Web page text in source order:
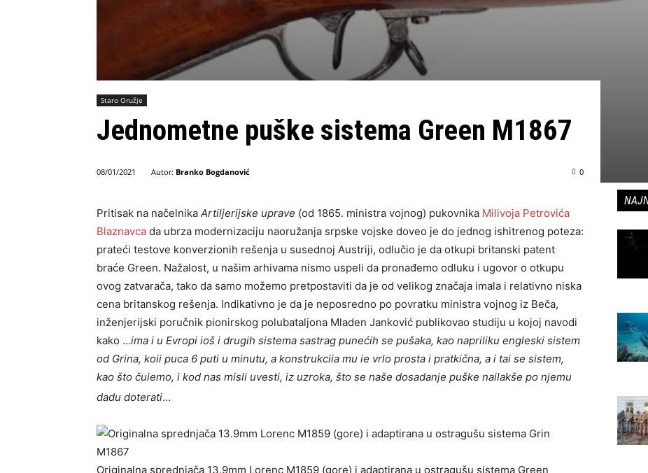
Staro Oružje
Jednometne puške sistema Green M1867
08/01/2021 Autor: Branko Bogdanović 0
Pritisak na načelnika Artilјerijske uprave (od 1865. ministra vojnog) pukovnika Milivoja Petrovića
Blaznavca da ubrza modernizaciju naoružanja srpske vojske doveo je do jednog ishitrenog poteza:
prateći testove konverzionih rešenja u susednoj Austriji, odlučio je da otkupi britanski patent
braće Green. Nažalost, u našim arhivama nismo uspeli da pronađemo odluku i ugovor o otkupu
ovog zatvarača, tako da samo možemo pretpostaviti da je od velikog značaja imala i relativno niska
cena britanskog rešenja. Indikativno je da je neposredno po povratku ministra vojnog iz Beča,
inženjerijski poručnik pionirskog polubatalјona Mladen Janković publikovao studiju u kojoj navodi
kako …ima i u Evropi ioš i drugih sistema sastrag punećih se pušaka, kao napriliku engleski sistem
od Grina, koii puca 6 puti u minutu, a konstrukciia mu ie vrlo prosta i pratkična, a i tai se sistem,
kao što čuiemo, i kod nas misli uvesti, iz uzroka, što se naše dosadanje puške nailakše po njemu
dadu doterati…
Originalna sprednjača 13.9mm Lorenc M1859 (gore) i adaptirana u ostragušu sistema Green